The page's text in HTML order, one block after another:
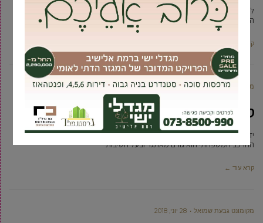
לא פשוט לסדר כל הזמן. מעייף, סיזיפי ומתיש לשמור על סדר וארגון בהתנהלות
היומיומית. בת-אל אליהב – “זמן לסדר” בטיפים
קרא עוד ←
מקומונט גבעת שמואל 5 יולי, 2018
סדר משפחתי
ידוע וברור לנו שהסדר איננו תלוי באחד מבני הבית, אלא כולם שותפים לנושא.
ההרכב המשפחתי הוא גורם מאתגר ובעל חשיבות
קרא עוד ←
מקומונט גבעת שמואל 28 יוני, 2018